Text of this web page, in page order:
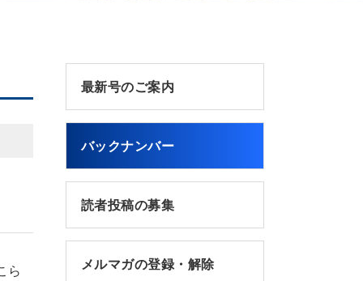
ら
最新号のご案内
バックナンバー
読者投稿の募集
メルマガの登録・解除